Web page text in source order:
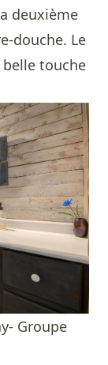
deuxième
douche. Le
touche
Groupe